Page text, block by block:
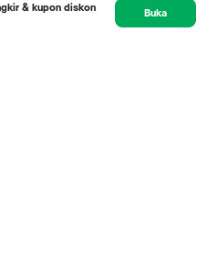
& kupon diskon
Buka